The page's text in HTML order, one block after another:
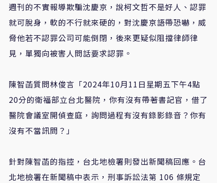
週刊的不實報導欺騙沈慶京，說柯文哲不是好人、認罪
就可脫身，軟的不行就來硬的，對沈慶京語帶恐嚇，威
脅他若不認罪公司可能倒閉，後來更疑似阻擋律師律
見，單獨向被害人問話要求認罪。
陳智菡質問林俊言「2024年10月11日星期五下午4點
20分的衛福部立台北醫院，你有沒有帶著書記官，借了
醫院會議室開偵查庭，詢問過程有沒有錄影錄音？你有
沒有不當訊問？」
針對陳智菡的指控，台北地檢署則發出新聞稿回應。台
北地檢署在新聞稿中表示，刑事訴訟法第 106 條規定